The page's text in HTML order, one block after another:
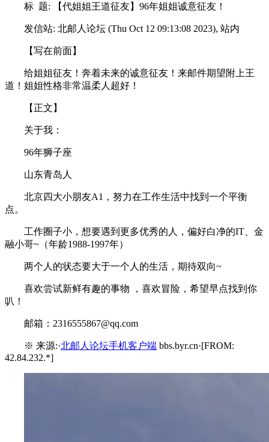
标 题: 【代姐姐王道征友】96年姐姐诚意征友！
发信站: 北邮人论坛 (Thu Oct 12 09:13:08 2023), 站内
【写在前面】
给姐姐征友！奔着未来的诚意征友！来邮件期望附上王
道！姐姐性格非常温柔人超好！
【正文】
关于我：
96年狮子座
山东青岛人
北京四大小朋友A1，努力在工作生活中找到一个平衡
点。
工作圈子小，想要遇到更多优秀的人，偏好白净的IT、金
融小哥~（年龄1988-1997年）
两个人的状态要大于一个人的生活，期待双向~
喜欢尝试新鲜有趣的事物 ，喜欢冒险，希望早点找到你
叭！
邮箱：2316555867@qq.com
※ 来源:·北邮人论坛手机客户端 bbs.byr.cn·[FROM:
42.84.232.*]